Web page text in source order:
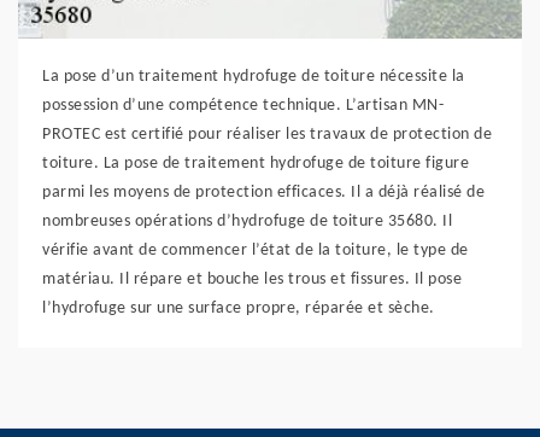
La pose d’un traitement hydrofuge de toiture nécessite la
possession d’une compétence technique. L’artisan MN-
PROTEC est certifié pour réaliser les travaux de protection de
toiture. La pose de traitement hydrofuge de toiture figure
parmi les moyens de protection efficaces. Il a déjà réalisé de
nombreuses opérations d’hydrofuge de toiture 35680. Il
vérifie avant de commencer l’état de la toiture, le type de
matériau. Il répare et bouche les trous et fissures. Il pose
l’hydrofuge sur une surface propre, réparée et sèche.